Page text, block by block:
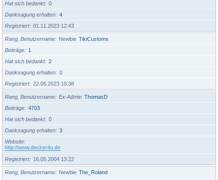
Hat sich bedankt
0
Danksagung erhalten
4
Registriert
01.11.2023 12:43
Rang, Benutzername Newbie TikiCustoms
Beiträge
1
Hat sich bedankt
2
Danksagung erhalten
0
Registriert
22.05.2023 10:38
Rang, Benutzername Ex-Admin ThomasD
Beiträge
4703
Hat sich bedankt
0
Danksagung erhalten
3
Website
http://www.decker4u.de
Registriert
16.05.2004 13:22
Rang, Benutzername Newbie The_Roland